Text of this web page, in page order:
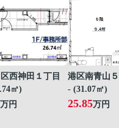
西神田１丁目
㎡)
万円
港区南青山
- (31.07㎡)
25.85万円